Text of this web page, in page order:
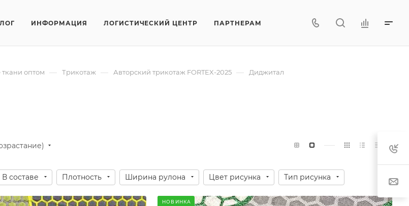
ИНФОРМАЦИЯ ЛОГИСТИЧЕСКИЙ ЦЕНТР ПАРТНЕРАМ
оптом — Трикотаж — Авторский трикотаж FORTEX-2025 — Диджитал
В составе Плотность Ширина рулона Цвет рисунка Тип рисунка
НОВИНКА